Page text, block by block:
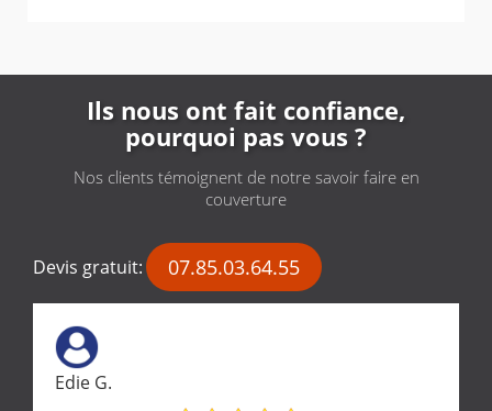
Ils nous ont fait confiance,
pourquoi pas vous ?
Nos clients témoignent de notre savoir faire en
couverture
Devis gratuit: 07.85.03.64.55
Edie G.